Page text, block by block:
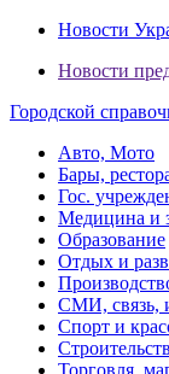
Новости
Новости
Городской
Авто, Мото
Бары,
Гос.
Медицина и
Образование
Отдых и
СМИ, связь,
Спорт и
Торговля,